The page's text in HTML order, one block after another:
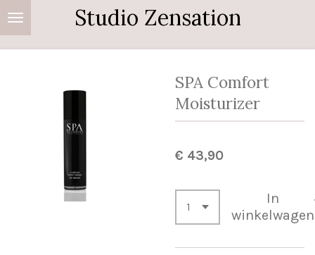
Ga
direct
hoofdinhoud
Studio Zensation
SPA Comfort
Moisturizer
€ 43,90
In
winkelwagen